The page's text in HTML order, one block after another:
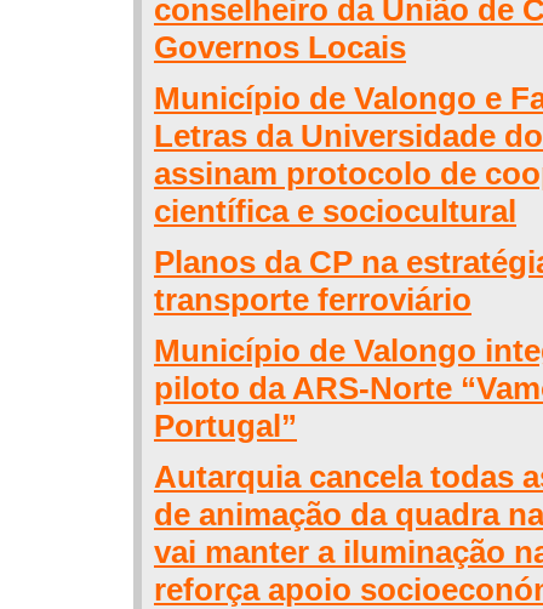
conselheiro da União de
Governos Locais
Município de Valongo e
Letras da Universidade
assinam protocolo de
científica e sociocultural
Planos da CP na
transporte ferroviário
Município de Valongo
piloto da ARS-Norte
Portugal”
Autarquia cancela todas
de animação da quadra
vai manter a iluminação
reforça apoio